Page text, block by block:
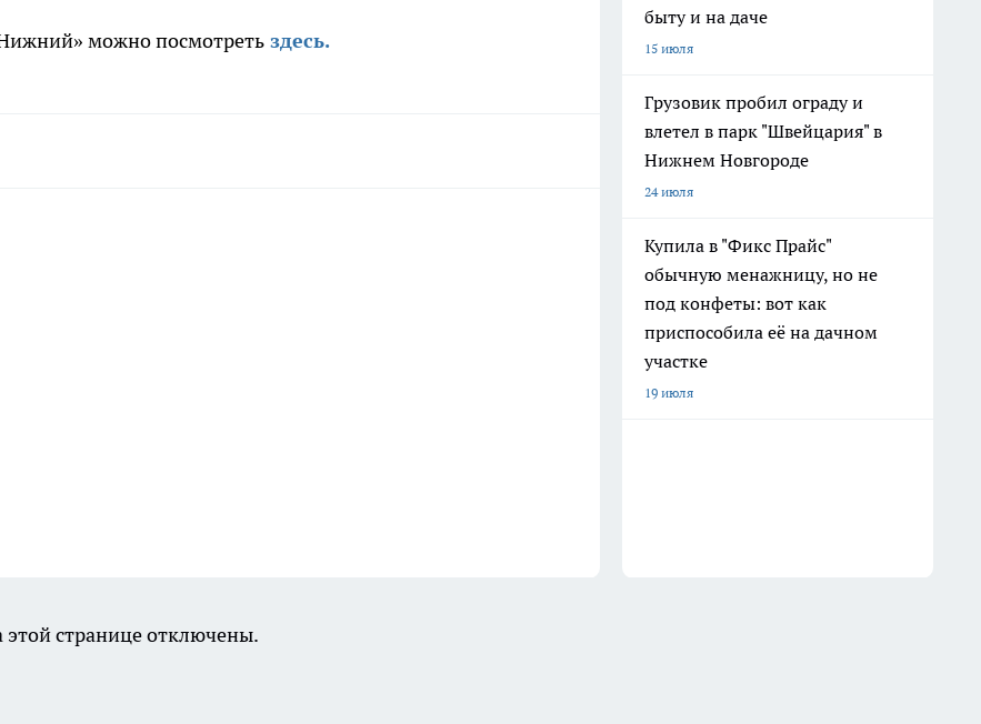
можно посмотреть здесь.
быту и на даче
15 июля
Грузовик пробил ограду и
влетел в парк "Швейцария" в
Нижнем Новгороде
24 июля
Купила в "Фикс Прайс"
обычную менажницу, но не
под конфеты: вот как
приспособила её на дачном
участке
19 июля
странице отключены.